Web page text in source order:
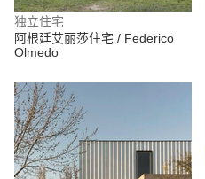
独立住宅
阿根廷艾丽莎住宅 / Federico
Olmedo